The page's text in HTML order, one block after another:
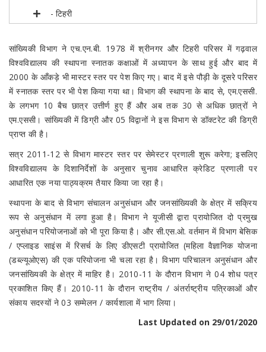
- टिहरी
सांख्यिकी विभाग ने एच.एन.बी. 1978 में श्रीनगर और टिहरी परिसर में गढ़वाल
विश्वविद्यालय की स्थापना स्नातक कक्षाओं में अध्यापन के साथ हुई और बाद में
2000 के आँकड़े भी मास्टर स्तर पर पेश किए गए। बाद में इसे पौड़ी के दूसरे परिसर
में स्नातक स्तर पर भी पेश किया गया था। विभाग की स्थापना के बाद से, एम.एससी.
के लगभग 10 बैच छात्र उत्तीर्ण हुए हैं और अब तक 30 से अधिक छात्रों ने
एम.एससी। सांख्यिकी में डिग्री और 05 विद्वानों ने इस विभाग से डॉक्टरेट की डिग्री
प्राप्त की है।
सत्र 2011-12 से विभाग मास्टर स्तर पर सेमेस्टर प्रणाली शुरू करेगा; इसलिए
विश्वविद्यालय के दिशानिर्देशों के अनुसार चुनाव आधारित क्रेडिट प्रणाली पर
आधारित एक नया पाठ्यक्रम तैयार किया जा रहा है।
स्थापना के बाद से विभाग संचालन अनुसंधान और जनसांख्यिकी के क्षेत्र में सक्रिय
रूप से अनुसंधान में लगा हुआ है। विभाग ने यूजीसी द्वारा प्रायोजित दो प्रमुख
अनुसंधान परियोजनाओं को भी पूरा किया है। और सी.एस.ओ. वर्तमान में विभाग बेसिक
/ एप्लाइड साइंस में रिसर्च के लिए डीएसटी प्रायोजित (महिला वैज्ञानिक योजना
(डब्ल्यूओएस) की एक परियोजना भी चला रहा है। विभाग परिचालन अनुसंधान और
जनसांख्यिकी के क्षेत्र में माहिर है। 2010-11 के दौरान विभाग ने 04 शोध पत्र
प्रकाशित किए हैं। 2010-11 के दौरान राष्ट्रीय / अंतर्राष्ट्रीय पत्रिकाओं और
संकाय सदस्यों ने 03 सम्मेलन / कार्यशाला में भाग लिया।
Last Updated on 29/01/2020